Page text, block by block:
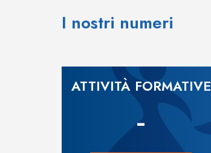
I nostri numeri
ATTIVITÀ FORMATIVE
-